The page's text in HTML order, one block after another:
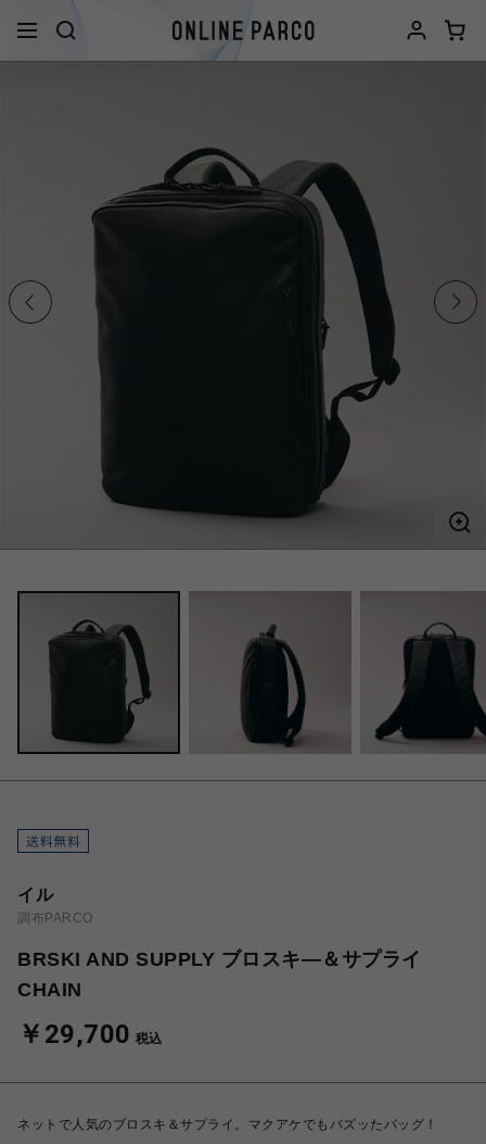
イル
調布PARCO
BRSKI AND SUPPLY ブロスキ―＆サプライ
CHAIN
￥29,700 税込
ネットで人気のブロスキ＆サプライ。マクアケでもバズッたバッグ！